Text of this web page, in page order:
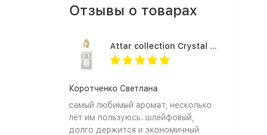
Отзывы о товарах
Attar collection Crystal love for her
Коротченко Светлана
самый любимый аромат, несколько
лет им пользуюсь. шлейфовый,
долго держится и экономичный